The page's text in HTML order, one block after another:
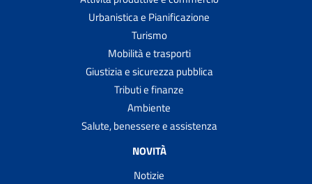
Urbanistica e Pianificazione
Turismo
Mobilità e trasporti
Giustizia e sicurezza pubblica
Tributi e finanze
Ambiente
Salute, benessere e assistenza
NOVITÀ
Notizie